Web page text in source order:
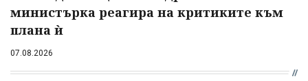
министърка реагира на критиките към
плана ѝ
07.08.2026